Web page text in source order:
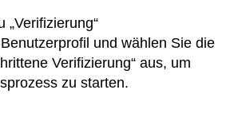
„Verifizierung“
und wählen Sie die
Verifizierung“ aus, um
zu starten.